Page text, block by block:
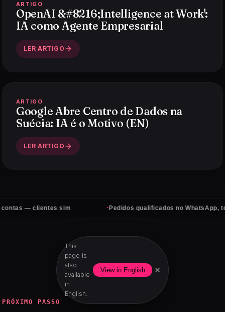
This
page is
also
available
in
English.
View in English ×
ARTIGO
OpenAI &#8216;Intelligence at Work':
IA como Agente Empresarial
LER ARTIGO
ARTIGO
Google Abre Centro de Dados na
Suécia: IA é o Motivo (EN)
LER ARTIGO
sim ·Pedidos qualificados no WhatsApp, todos os dias
PRÓXIMO PASSO